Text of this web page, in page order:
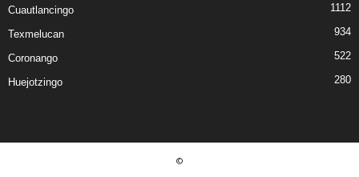
Cuautlancingo 1112
Texmelucan 934
Coronango 522
Huejotzingo 280
©